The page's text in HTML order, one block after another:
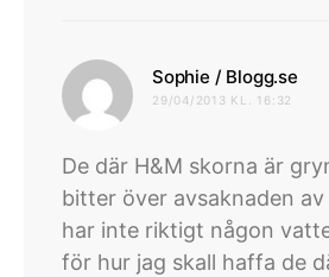
Sophie / Blogg.se
29/04/2013 KL. 16:32
De där H&M skorna är
bitter över avsaknaden
har inte riktigt någon
för hur jag skall haffa de